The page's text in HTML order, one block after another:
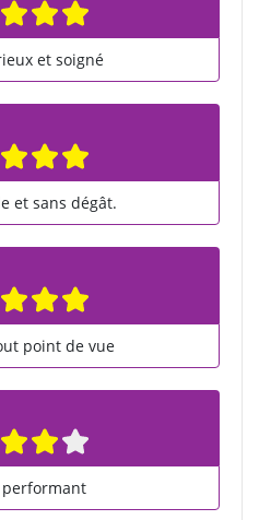
et soigné
et sans dégât.
point de vue